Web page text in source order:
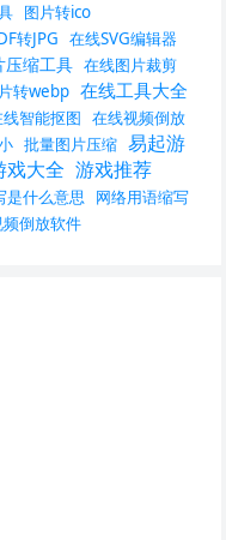
图片转ico
转JPG 在线SVG编辑器
压缩工具 在线图片裁剪
转webp 在线工具大全
线智能抠图 在线视频倒放
批量图片压缩 易起游
戏大全 游戏推荐
是什么意思
网络用语缩写
频倒放软件